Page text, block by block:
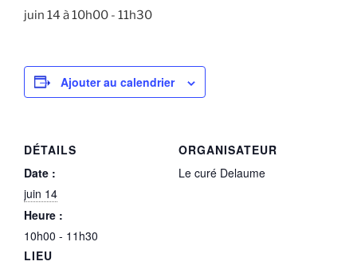
juin 14 à 10h00 - 11h30
Ajouter au calendrier
DÉTAILS
Date :
juin 14
Heure :
10h00 - 11h30
LIEU
ORGANISATEUR
Le curé Delaume